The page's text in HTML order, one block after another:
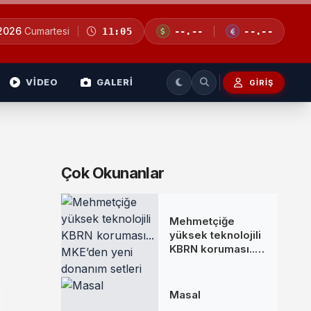
Cumartesi 11:05 --.-- --.--
VİDEO GALERİ GIRIŞ
Çok Okunanlar
Mehmetçiğe
yüksek teknolojili
KBRN koruması...
Masal